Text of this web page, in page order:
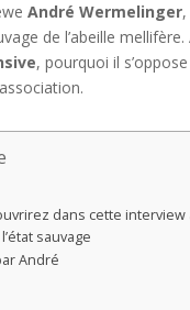
André Wermelinger
de l’abeille
, pourquoi il
dans cette interview
sauvage
André